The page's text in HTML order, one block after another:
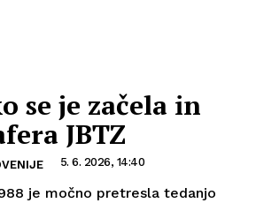
se je začela in
JBTZ
5. 6. 2026, 14:40
je močno pretresla tedanjo